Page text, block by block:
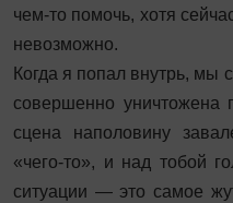
чем‑то помочь, хотя
невозможно.
Когда я попал внутрь, мы
совершенно
сцена наполовину
«чего-то», и над тобой
ситуации — это самое